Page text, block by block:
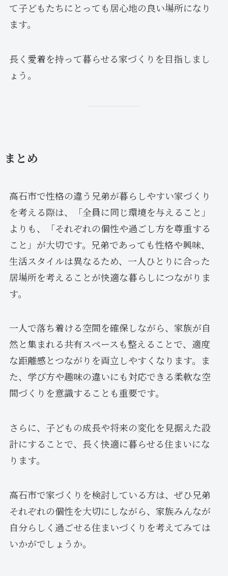
て子どもたちにとっても居心地の良い場所になり
ます。
長く愛着を持って暮らせる家づくりを目指しまし
ょう。
まとめ
高石市で性格の違う兄弟が暮らしやすい家づくり
を考える際は、「全員に同じ環境を与えること」
よりも、「それぞれの個性や過ごし方を尊重する
こと」が大切です。兄弟であっても性格や興味、
生活スタイルは異なるため、一人ひとりに合った
居場所を考えることが快適な暮らしにつながりま
す。
一人で落ち着ける空間を確保しながら、家族が自
然と集まれる共有スペースも整えることで、適度
な距離感とつながりを両立しやすくなります。ま
た、学び方や趣味の違いにも対応できる柔軟な空
間づくりを意識することも重要です。
さらに、子どもの成長や将来の変化を見据えた設
計にすることで、長く快適に暮らせる住まいにな
ります。
高石市で家づくりを検討している方は、ぜひ兄弟
それぞれの個性を大切にしながら、家族みんなが
自分らしく過ごせる住まいづくりを考えてみては
いかがでしょうか。